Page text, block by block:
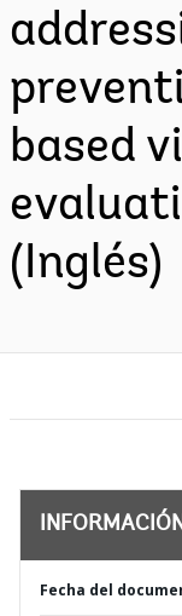
based
(Inglés)
Fecha del